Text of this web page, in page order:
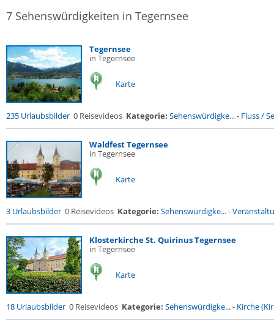
7 Sehenswürdigkeiten in Tegernsee
Tegernsee
in Tegernsee
Karte
235 Urlaubsbilder 0 Reisevideos Kategorie: Sehenswürdigke...- Fluss /
Waldfest Tegernsee
in Tegernsee
Karte
3 Urlaubsbilder 0 Reisevideos Kategorie: Sehenswürdigke...-
Klosterkirche St. Quirinus Tegernsee
in Tegernsee
Karte
18 Urlaubsbilder 0 Reisevideos Kategorie: Sehenswürdigke...- Kirche